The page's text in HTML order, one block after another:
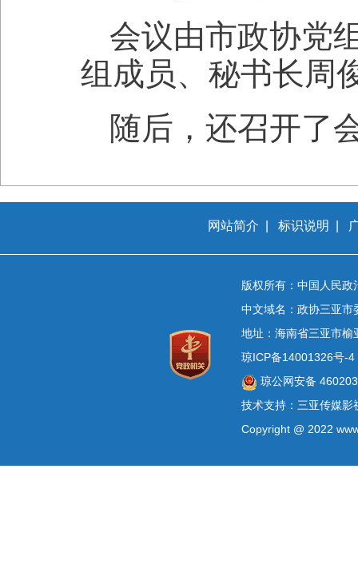
会议由市政协党
组成员、秘书长周
随后，还召开了
网站简介 标识说明
版权所有：中国人民
中文域名：政协三亚市
地址：海南省三亚市榆
琼ICP备14001326号-4
琼公网安备
技术支持：三亚传媒影
Copyright @ 2022